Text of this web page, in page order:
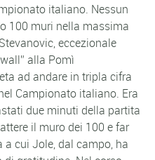
italiano. Nessun
100 muri nella massima
eccezionale
alla Pomì
ad andare in tripla cifra
Campionato italiano. Era
due minuti della partita
il muro dei 100 e far
a cui Jole, dal campo, ha